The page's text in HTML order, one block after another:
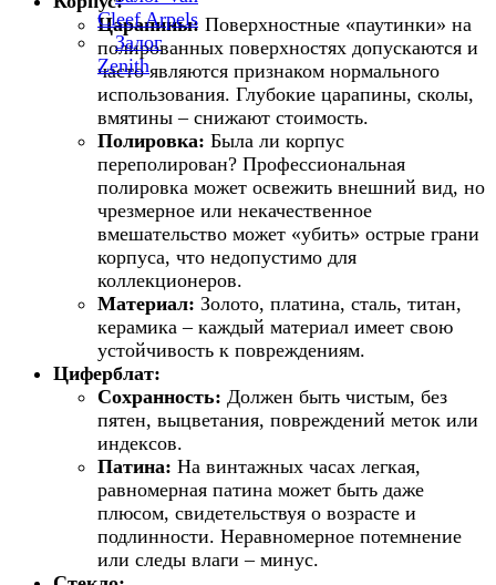
Cleef Arpels
Залог
Zenith
Царапины: Поверхностные «паутинки» на
полированных поверхностях допускаются и
часто являются признаком нормального
использования. Глубокие царапины, сколы,
вмятины – снижают стоимость.
Полировка: Была ли корпус
переполирован? Профессиональная
полировка может освежить внешний вид, но
чрезмерное или некачественное
вмешательство может «убить» острые грани
корпуса, что недопустимо для
коллекционеров.
Материал: Золото, платина, сталь, титан,
керамика – каждый материал имеет свою
устойчивость к повреждениям.
Циферблат:
Сохранность: Должен быть чистым, без
пятен, выцветания, повреждений меток или
индексов.
Патина: На винтажных часах легкая,
равномерная патина может быть даже
плюсом, свидетельствуя о возрасте и
подлинности. Неравномерное потемнение
или следы влаги – минус.